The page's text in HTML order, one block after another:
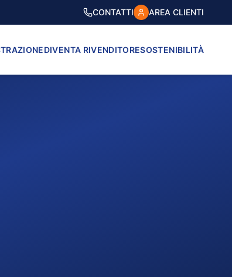
CONTATTI AREA CLIENTI
DIVENTA RIVENDITORESOSTENIBILITÀ